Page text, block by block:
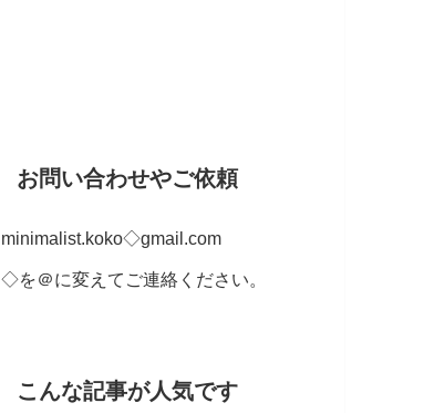
お問い合わせやご依頼
minimalist.koko◇gmail.com
◇を＠に変えてご連絡ください。
こんな記事が人気です